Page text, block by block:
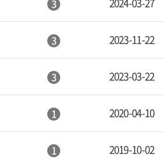
3
3 2023-11-22
3 2023-03-22
1 2020-04-10
1 2019-10-02